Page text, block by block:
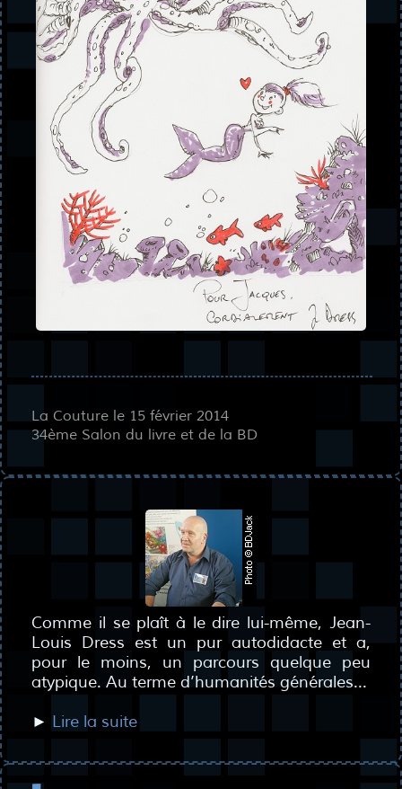
La Couture le 15 février 2014
34ème Salon du livre et de la BD
Comme il se plaît à le dire lui-même, Jean-
Louis Dress est un pur autodidacte et a,
pour le moins, un parcours quelque peu
atypique. Au terme d’humanités générales...
► Lire la suite